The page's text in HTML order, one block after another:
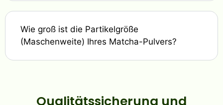
Wie groß ist die Partikelgröße
(Maschenweite) Ihres Matcha-Pulvers?
Qualitätssicherung und